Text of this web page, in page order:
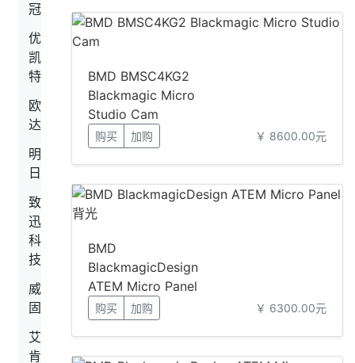
冠
优
凯
特
欧
达
明
日
致
迅
科
技
威
固
艾
肯
BMD BMSC4KG2
Blackmagic Micro
Studio Cam
购买 加购 ￥ 8600.00元
BMD
BlackmagicDesign
ATEM Micro Panel
背光
购买 加购 ￥ 6300.00元